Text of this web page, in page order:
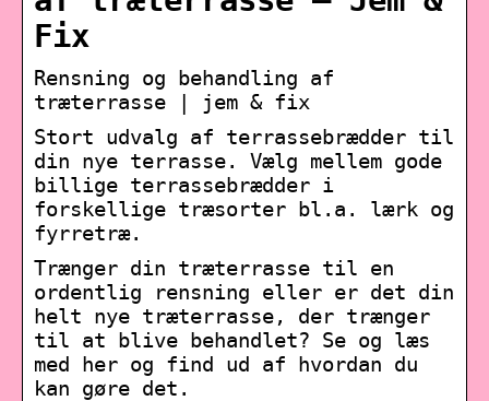
Fix
Rensning og behandling af
træterrasse | jem & fix
Stort udvalg af terrassebrædder til
din nye terrasse. Vælg mellem gode
billige terrassebrædder i
forskellige træsorter bl.a. lærk og
fyrretræ.
Trænger din træterrasse til en
ordentlig rensning eller er det din
helt nye træterrasse, der trænger
til at blive behandlet? Se og læs
med her og find ud af hvordan du
kan gøre det.